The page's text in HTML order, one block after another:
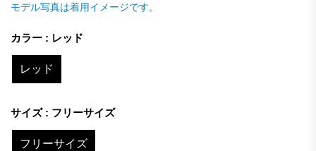
モデル写真は着用イメージです。
カラー : レッド
レッド
サイズ : フリーサイズ
フリーサイズ